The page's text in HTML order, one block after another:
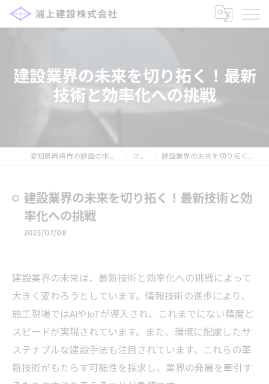
建設業界の未来を切り拓く！最新
技術と効率化への挑戦
愛知県岡崎市の建設の求人なら浦上建設株式会社 コラム 建設業界の未来を切り拓く！最新技術と効率化への挑戦
建設業界の未来を切り拓く！最新技術と効
率化への挑戦
2025/07/08
建設業界の未来は、最新技術と効率化への挑戦によって
大きく変わろうとしています。情報技術の進歩により、
施工現場ではAIやIoTが導入され、これまでにない精度と
スピードが実現されています。また、環境に配慮したサ
ステナブルな建設手法も注目されています。これらの革
新技術がもたらす可能性を探求し、業界の発展を牽引す